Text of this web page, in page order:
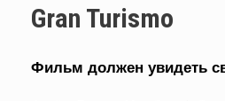
Gran Turismo
Фильм должен увидеть